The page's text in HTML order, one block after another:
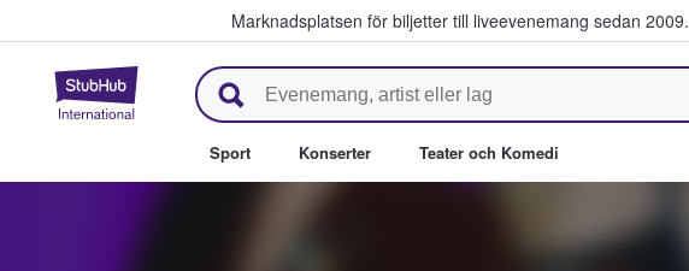
Marknadsplatsen för biljetter till liveevenemang sedan 2009.
StubHub – där fans köper och säljer biljetter.
Sport Konserter Teater och Komedi